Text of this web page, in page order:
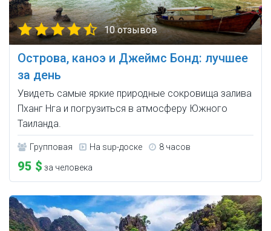
10 отзывов
Острова, каноэ и Джеймс Бонд: лучшее
за день
Увидеть самые яркие природные сокровища залива
Пханг Нга и погрузиться в атмосферу Южного
Таиланда.
Групповая На sup-доске 8 часов
95 $ за человека